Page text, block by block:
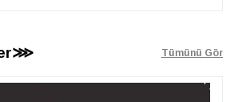
Tümünü Gör